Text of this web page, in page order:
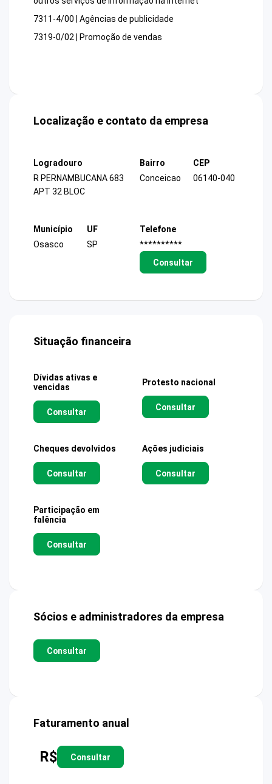
7311-4/00 | Agências de publicidade
7319-0/02 | Promoção de vendas
Localização e contato da empresa
Logradouro
R PERNAMBUCANA 683
APT 32 BLOC
Bairro
Conceicao
CEP
06140-040
Município
Osasco
UF
SP
Telefone
**********
Consultar
Situação financeira
Dívidas ativas e
vencidas
Consultar
Protesto nacional
Consultar
Cheques devolvidos
Consultar
Ações judiciais
Consultar
Participação em
falência
Consultar
Sócios e administradores da empresa
Consultar
Faturamento anual
R$ Consultar